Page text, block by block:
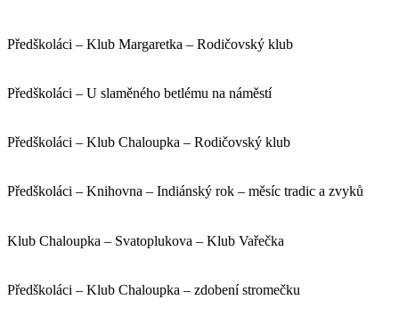
Předškoláci – Klub Margaretka – Rodičovský klub
Předškoláci – U slaměného betlému na náměstí
Předškoláci – Klub Chaloupka – Rodičovský klub
Předškoláci – Knihovna – Indiánský rok – měsíc tradic a zvyků
Klub Chaloupka – Svatoplukova – Klub Vařečka
Předškoláci – Klub Chaloupka – zdobení stromečku